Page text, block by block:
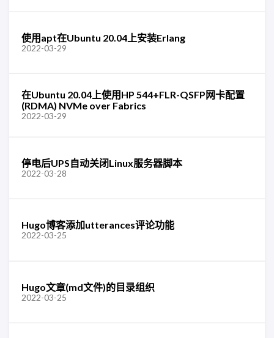
使用apt在Ubuntu 20.04上安装Erlang
2022-03-29
在Ubuntu 20.04上使用HP 544+FLR-QSFP网卡配置
(RDMA) NVMe over Fabrics
2022-03-29
停电后UPS自动关闭Linux服务器脚本
2022-03-28
Hugo博客添加utterances评论功能
2022-03-25
Hugo文章(md文件)的目录组织
2022-03-25